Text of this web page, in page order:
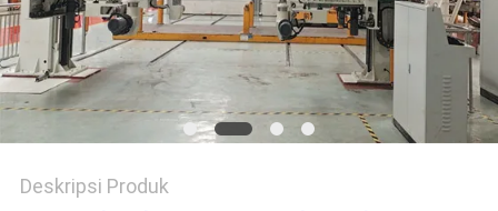
Deskripsi Produk